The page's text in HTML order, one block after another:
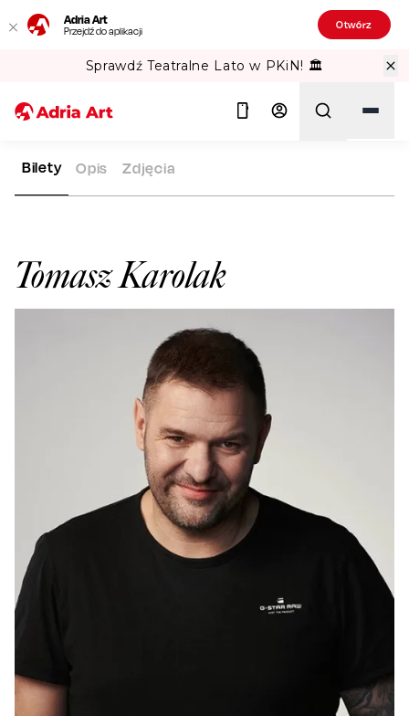
Adria Art
Przejdź do aplikacji Otwórz
Sprawdź Teatralne Lato w PKiN! 🏛️
ADRIA ART ARTYŚCI TOMASZ KAROLAK
Tomasz Karolak
Bilety Opis Zdjęcia